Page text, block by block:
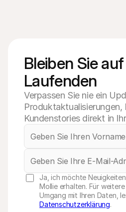
Bleiben Sie
Laufenden
Verpassen Sie nie ein
Produktaktualisierungen,
Kundenstories direkt in
Ja, ich möchte
Mollie erhalten. Für
Umgang mit Ihren Daten,
Datenschutzerklärung.